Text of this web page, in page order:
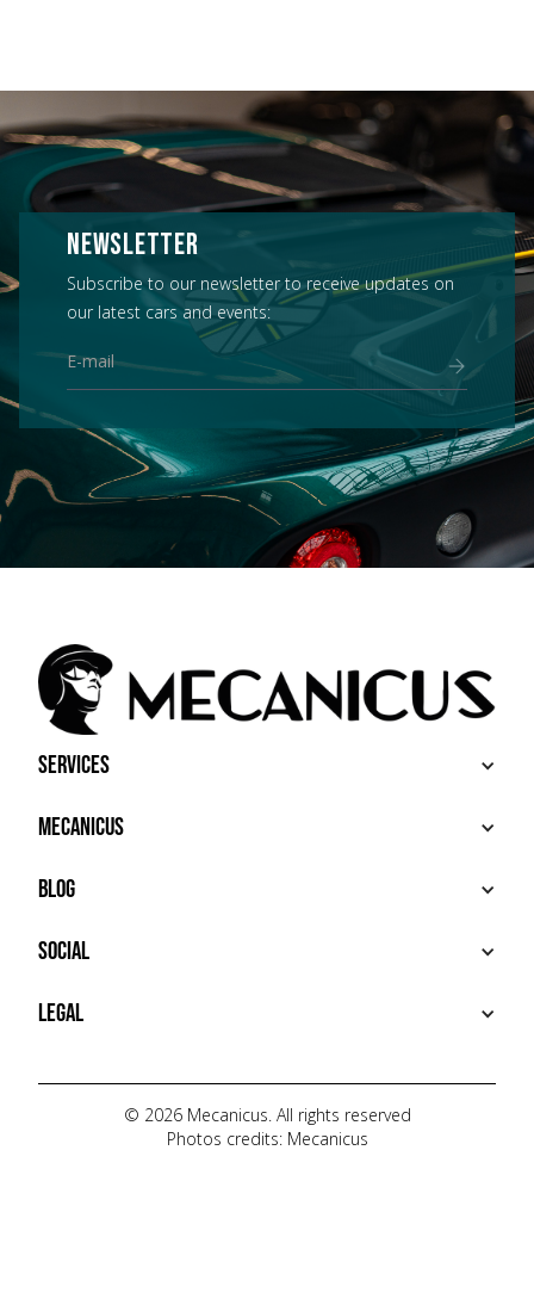
NEWSLETTER
Subscribe to our newsletter to receive updates on
our latest cars and events:
Services
BUY
SELL
ADDITIONAL SERVICES
Mecanicus
ABOUT
HOUSE MECANICUS
CONTACT
Blog
NEWS
VIDÉOS
Social
INSTAGRAM
TIKTOK
YOUTUBE
Legal
PRIVACY POLICY
© 2026 Mecanicus. All rights reserved
Photos credits: Mecanicus